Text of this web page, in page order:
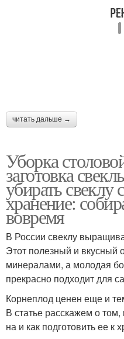
читать дальше →
Уборка
заготовка
убирать свеклу
хранение:
вовремя
В России свеклу
Этот полезный и вкусный
минералами, а молодая
прекрасно подходит для
Корнеплод ценен еще и
В статье расскажем о том,
на и как подготовить ее к